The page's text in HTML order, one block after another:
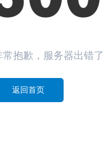
常抱歉，服务器出错了
返回首页